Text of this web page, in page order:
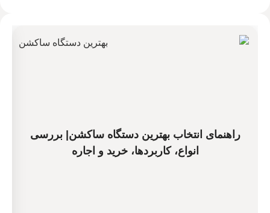
راهنمای انتخاب بهترین دستگاه ساکشن| بررسی
انواع، کاربردها، خرید و اجاره